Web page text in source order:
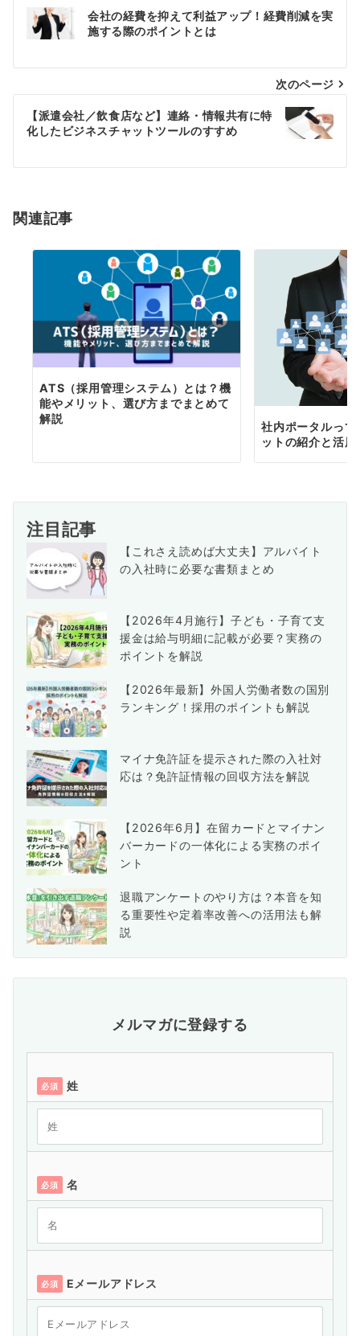
ナ
ビ
シ
ン
会社の経費を抑えて利益アップ！経費削減を実
施する際のポイントとは
次のページ
【派遣会社／飲食店など】連絡・情報共有に特
化したビジネスチャットツールのすすめ
関連記事
ATS（採用管理システム）とは？機
能やメリット、選び方までまとめて
解説
社内ポータルっ
ットの紹介と活用
注目記事
【これさえ読めば大丈夫】アルバイト
の入社時に必要な書類まとめ
【2026年4月施行】子ども・子育て支
援金は給与明細に記載が必要？実務の
ポイントを解説
【2026年最新】外国人労働者数の国別
ランキング！採用のポイントも解説
マイナ免許証を提示された際の入社対
応は？免許証情報の回収方法を解説
【2026年6月】在留カードとマイナン
バーカードの一体化による実務のポイ
ント
退職アンケートのやり方は？本音を知
る重要性や定着率改善への活用法も解
説
メルマガに登録する
必須 姓
必須 名
必須 Eメールアドレス